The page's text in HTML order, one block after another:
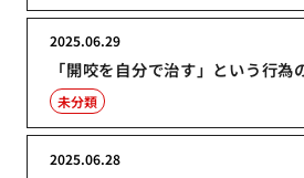
「開咬を自分で治す」という行為
2025.06.29
未分類
2025.06.28